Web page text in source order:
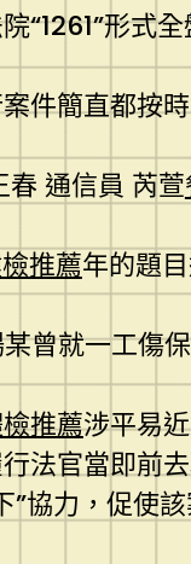
“1261”形式
件簡直都按
春 通信員 芮萱
推薦年的題
曾就一工傷
推薦涉平易
法官當即前
協力，促使